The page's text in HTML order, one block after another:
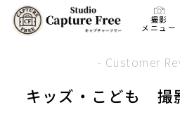
撮影
メニュー
- Customer
キッズ・こども 撮